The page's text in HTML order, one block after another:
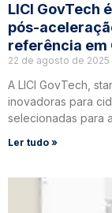
LICI GovTech
pós-
referência em
22 de agosto de 2025
A LICI GovTech,
inovadoras para
selecionadas para
Ler tudo »